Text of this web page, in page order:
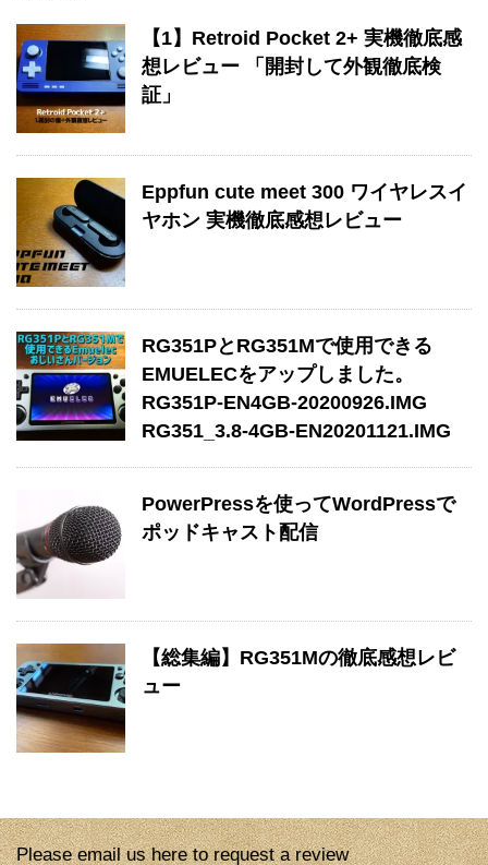
【1】Retroid Pocket 2+ 実機徹底感
想レビュー 「開封して外観徹底検
証」
Eppfun cute meet 300 ワイヤレスイ
ヤホン 実機徹底感想レビュー
RG351PとRG351Mで使用できる
EMUELECをアップしました。
RG351P-EN4GB-20200926.IMG
RG351_3.8-4GB-EN20201121.IMG
PowerPressを使ってWordPressで
ポッドキャスト配信
【総集編】RG351Mの徹底感想レビ
ュー
Please email us here to request a review